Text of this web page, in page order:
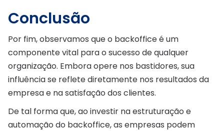
Conclusão
Por fim, observamos que o backoffice é um
componente vital para o sucesso de qualquer
organização. Embora opere nos bastidores, sua
influência se reflete diretamente nos resultados da
empresa e na satisfação dos clientes.
De tal forma que, ao investir na estruturação e
automação do backoffice, as empresas podem